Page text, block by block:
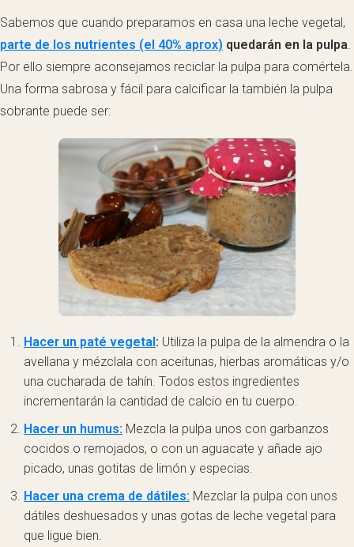
Sabemos que cuando preparamos en casa una leche vegetal,
parte de los nutrientes (el 40% aprox) quedarán en la pulpa.
Por ello siempre aconsejamos reciclar la pulpa para comértela.
Una forma sabrosa y fácil para calcificar la también la pulpa
sobrante puede ser:
Hacer un paté vegetal: Utiliza la pulpa de la almendra o la
avellana y mézclala con aceitunas, hierbas aromáticas y/o
una cucharada de tahín. Todos estos ingredientes
incrementarán la cantidad de calcio en tu cuerpo.
Hacer un humus: Mezcla la pulpa unos con garbanzos
cocidos o remojados, o con un aguacate y añade ajo
picado, unas gotitas de limón y especias.
Hacer una crema de dátiles: Mezclar la pulpa con unos
dátiles deshuesados y unas gotas de leche vegetal para
que ligue bien.